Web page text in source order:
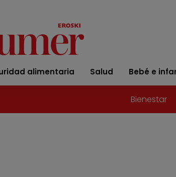
alimentaria Salud Bebé e
Bienestar